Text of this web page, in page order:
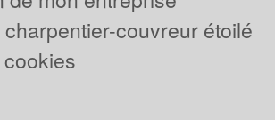
couvreur étoilé